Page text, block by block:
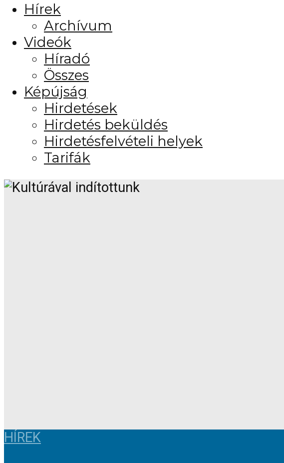
Hírek
Archívum
Videók
Híradó
Összes
Képújság
Hirdetések
Hirdetés beküldés
Hirdetésfelvételi helyek
Tarifák
HÍREK